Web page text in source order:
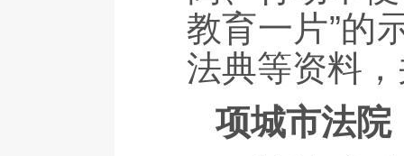
教育一片”的
法典等资料
项城市法院